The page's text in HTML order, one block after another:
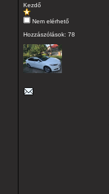
Kezdő
Nem elérhető
Hozzászólások: 78